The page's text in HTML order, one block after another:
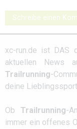
Schreibe einen
xc-run.de ist DAS
aktuellen News
Trailrunning-
deine
Ob Trailrunning-
immer ein offenes